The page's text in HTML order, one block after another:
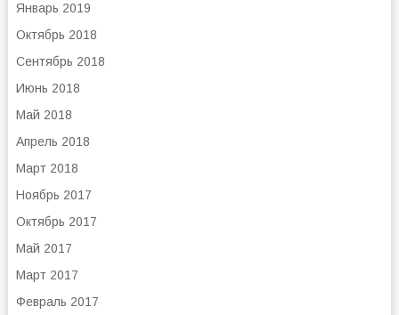
Январь 2019
Октябрь 2018
Сентябрь 2018
Июнь 2018
Май 2018
Апрель 2018
Март 2018
Ноябрь 2017
Октябрь 2017
Май 2017
Март 2017
Февраль 2017